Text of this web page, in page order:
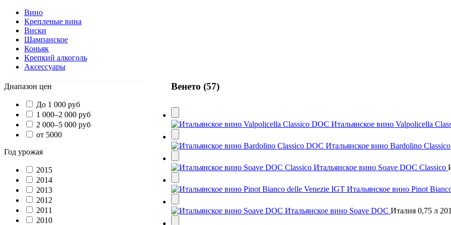
Вино
Крепленые вина
Виски
Шампанское
Коньяк
Крепкий алкоголь
Аксессуары
Диапазон цен
До 1 000 руб
1 000–2 000 руб
2 000–5 000 руб
от 5000
Год урожая
2015
2014
2013
2012
2011
2010
Венето (57)
Итальянское вино Valpolicella
Итальянское вино Bardolino
Итальянское вино Soave DOC Classico
Итальянское вино Pinot
Итальянское вино Soave DOC Италия 0,75 л